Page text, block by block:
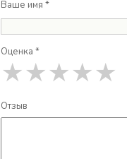
Ваше имя *
Оценка *
★
★
★
★
★
Отзыв